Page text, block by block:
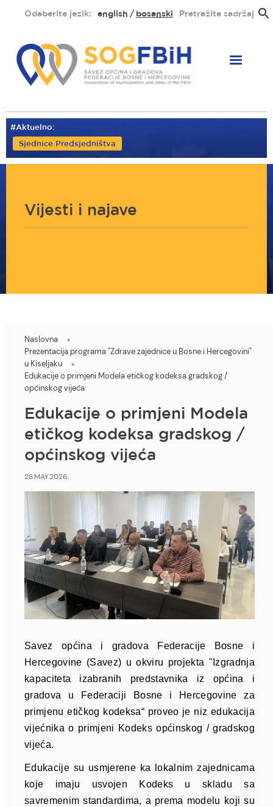
sadržaj
Odaberite jezik: english bosanski Pretražite sadržaj
#Aktuelno:
Sjednice Predsjedništva
Vijesti i najave
You
are
here
Naslovna
Prezentacija programa "Zdrave zajednice u Bosne i Hercegovini"
u Kiseljaku
Edukacije o primjeni Modela etičkog kodeksa gradskog /
općinskog vijeća
Edukacije o primjeni Modela
etičkog kodeksa gradskog /
općinskog vijeća
28.MAY.2026.
Savez općina i gradova Federacije Bosne i
Hercegovine (Savez) u okviru projekta "Izgradnja
kapaciteta izabranih predstavnika iz općina i
gradova u Federaciji Bosne i Hercegovine za
primjenu etičkog kodeksa“ proveo je niz edukacija
vijećnika o primjeni Kodeks općinskog / gradskog
vijeća.
Edukacije su usmjerene ka lokalnim zajednicama
koje imaju usvojen Kodeks u skladu sa
savremenim standardima, a prema modelu koji su